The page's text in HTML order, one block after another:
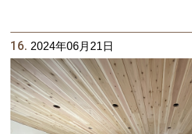
16. 2024年06月21日